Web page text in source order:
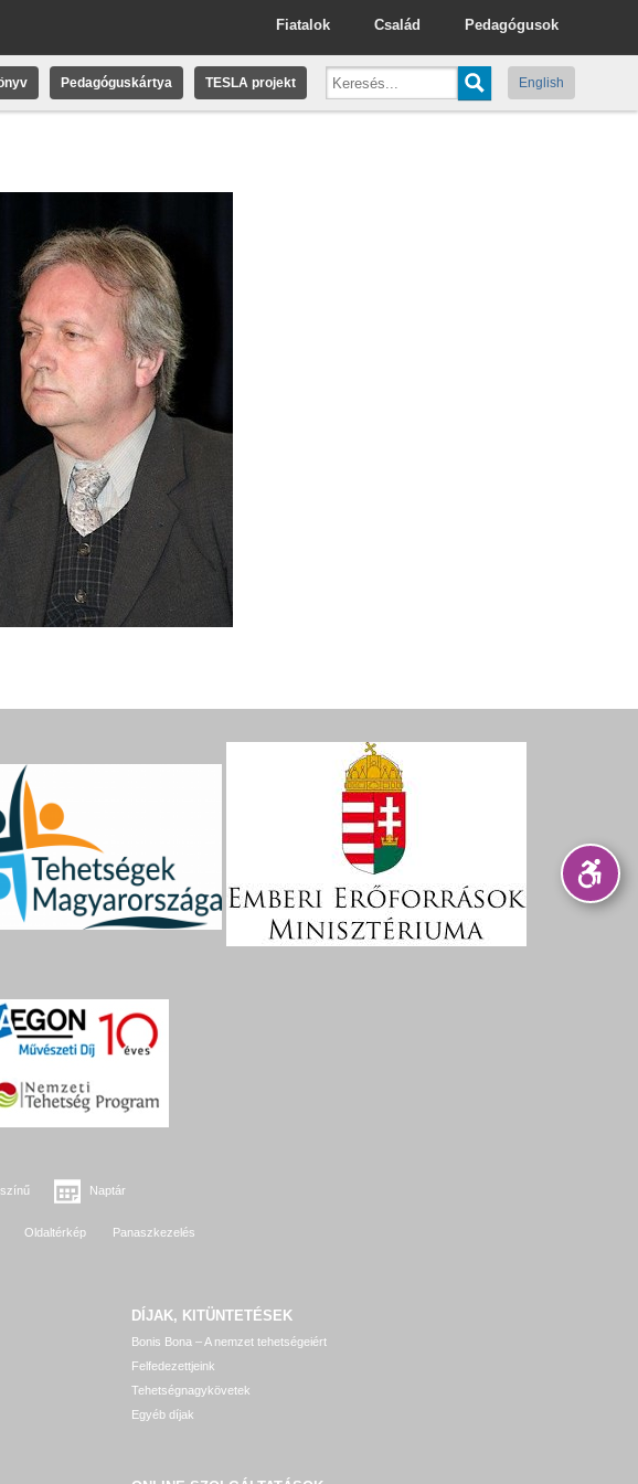
Pedagógusok
Család
Fiatalok
Pedagóguskártya TESLA projekt English
Naptár
Oldaltérkép Panaszkezelés
DÍJAK, KITÜNTETÉSEK
Bonis Bona – A nemzet tehetségeiért
Felfedezettjeink
Tehetségnagykövetek
Egyéb díjak